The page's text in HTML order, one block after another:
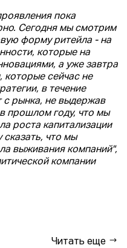
пока
Сегодня мы смотрим
форму ритейла - на
которые на
а уже завтра
которые сейчас не
в течение
с рынка, не выдержав
прошлом году, что мы
роста капитализации
сказать, что мы
выживания компаний",
компании
Читать еще